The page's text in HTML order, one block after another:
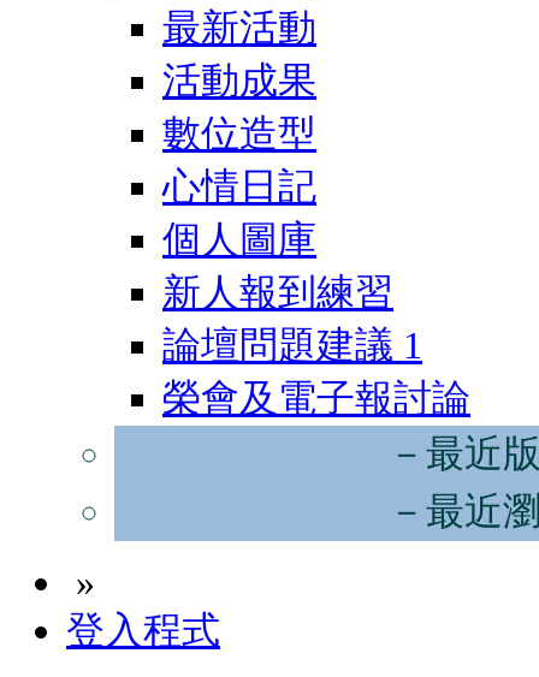
最新活動
活動成果
數位造型
心情日記
個人圖庫
新人報到練習
論壇問題建議 1
榮會及電子報討論
－最近
－最近
»
登入程式